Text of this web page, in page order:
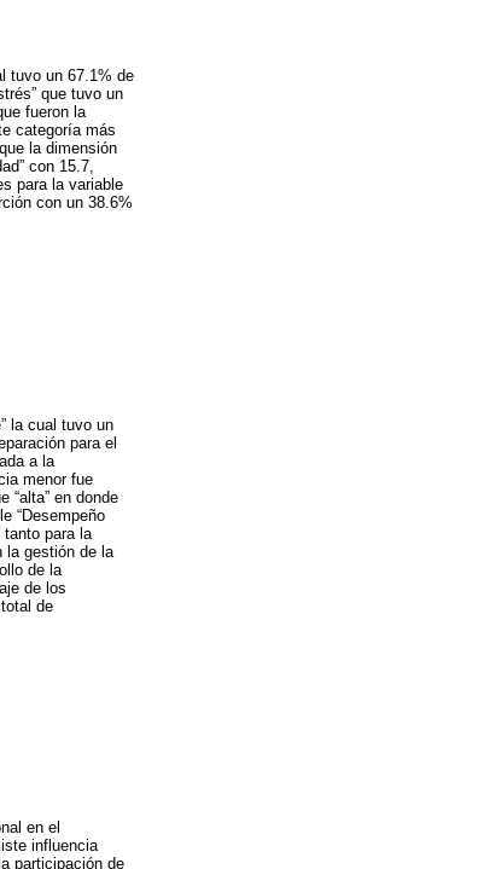
tuvo un 67.1% de
que tuvo un
fueron la
categoría más
la dimensión
con 15.7,
para la variable
con un 38.6%
la cual tuvo un
para el
a la
menor fue
“alta” en donde
“Desempeño
tanto para la
la gestión de la
de la
de los
de
en el
influencia
participación de